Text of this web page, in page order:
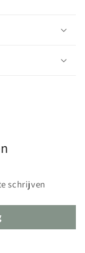
schrijven